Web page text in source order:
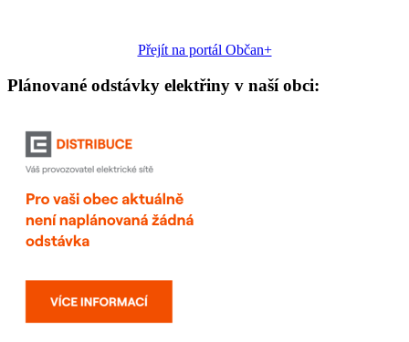
Přejít na portál Občan+
Plánované odstávky elektřiny v naší obci: